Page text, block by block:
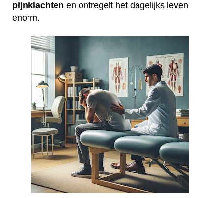
pijnklachten en ontregelt het dagelijks leven
enorm.